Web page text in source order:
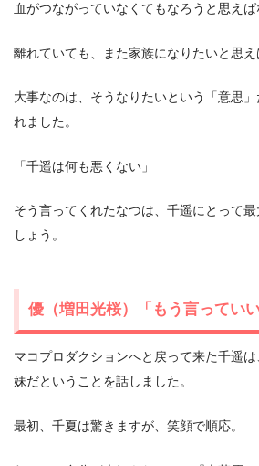
血がつながっていなくてもなろうと思えば
離れていても、また家族になりたいと思え
大事なのは、そうなりたいという「意思
れました。
「千遥は何も悪くない」
そう言ってくれたなつは、千遥にとって
しょう。
優（増田光桜）「もう言ってい
マコプロダクションへと戻って来た千遥
妹だということを話しました。
最初、千夏は驚きますが、笑顔で順応。